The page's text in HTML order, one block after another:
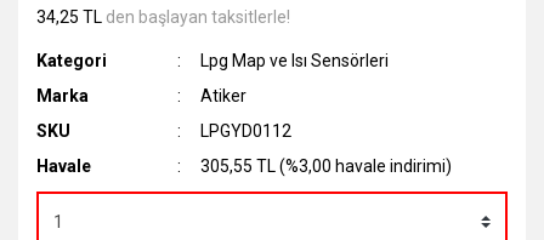
34,25 TL den başlayan taksitlerle!
Kategori
Lpg Map ve Isı Sensörleri
Marka
Atiker
SKU
LPGYD0112
Havale
305,55 TL (%3,00 havale indirimi)